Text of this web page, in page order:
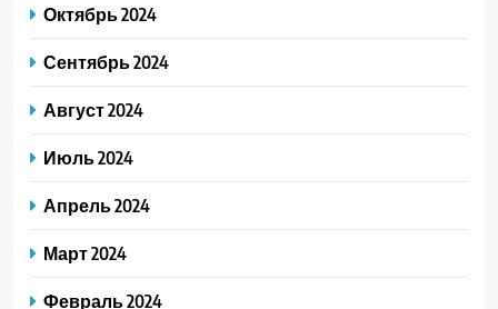
Октябрь 2024
Сентябрь 2024
Август 2024
Июль 2024
Апрель 2024
Март 2024
Февраль 2024